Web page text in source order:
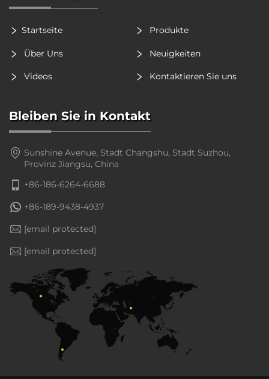
Startseite Produkte
Über Uns Neuigkeiten
Videos Kontaktieren Sie uns
Bleiben Sie in Kontakt
Sunshine Avenue, Stadt Changshu, Stadt Suzhou,
Provinz Jiangsu, China
+86-186-6264-6688
+86-189-9438-4937
[email protected]
[email protected]